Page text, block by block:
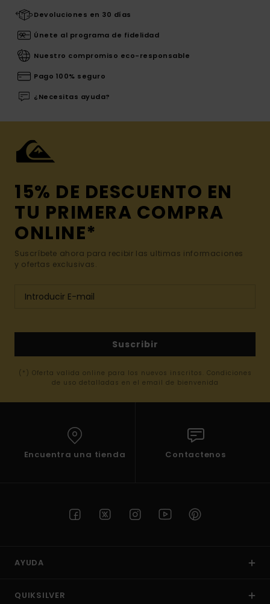
Devoluciones en 30 días
Únete al programa de fidelidad
Nuestro compromiso eco-responsable
Pago 100% seguro
¿Necesitas ayuda?
15% DE DESCUENTO EN
TU PRIMERA COMPRA
ONLINE*
Suscríbete ahora para recibir las ultimas informaciones
y ofertas exclusivas.
Suscribir
(*) Oferta valida online para los nuevos inscritos. Condiciones
de uso detalladas en el email de bienvenida
Encuentra una tienda Contactenos
AYUDA
QUIKSILVER